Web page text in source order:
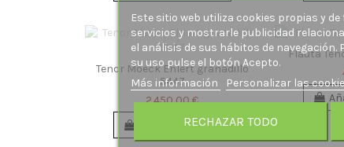
Tenor Moeck Ehlert granadillo
5447
2.450,00 €
Añadir al carrito
Flauta
Este sitio web utiliza cookies propias y
servicios y mostrarle publicidad
el análisis de sus hábitos de
su uso pulse el botón Acepto.
Más información
Personalizar las
RECHAZAR TODO